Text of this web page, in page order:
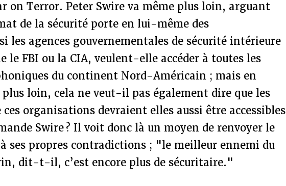
on Terror. Peter Swire va même plus loin, arguant
de la sécurité porte en lui-même des
les agences gouvernementales de sécurité intérieure
le FBI ou la CIA, veulent-elle accéder à toutes les
du continent Nord-Américain ; mais en
plus loin, cela ne veut-il pas également dire que les
organisations devraient elles aussi être accessibles
Swire ? Il voit donc là un moyen de renvoyer le
ses propres contradictions ; "le meilleur ennemi du
dit-t-il, c’est encore plus de sécuritaire."